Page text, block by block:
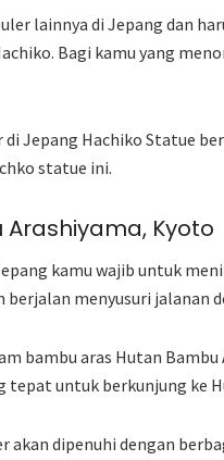
lainnya di Jepang dan
Bagi kamu yang
Jepang Hachiko Statue
statue ini.
Arashiyama, Kyoto
kamu wajib untuk
berjalan menyusuri jalanan
bambu aras Hutan
tepat untuk berkunjung ke
akan dipenuhi dengan